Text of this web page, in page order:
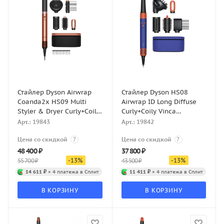
Стайлер Dyson Airwrap
Coanda2x HS09 Multi
Styler & Dryer Curly+Coily
Amber Silk
Арт.: 19843
Цена со скидкой ?
48 400₽
55 700₽ -13%
14 611 ₽ × 4 платежа в Сплит
В КОРЗИНУ
Стайлер Dyson HS08
Airwrap ID Long Diffuse
Curly+Coily Vinca
Blue/Topaz
Арт.: 19842
Цена со скидкой ?
37 800₽
43 500₽ -13%
11 411 ₽× 4 платежа в Сплит
В КОРЗИНУ